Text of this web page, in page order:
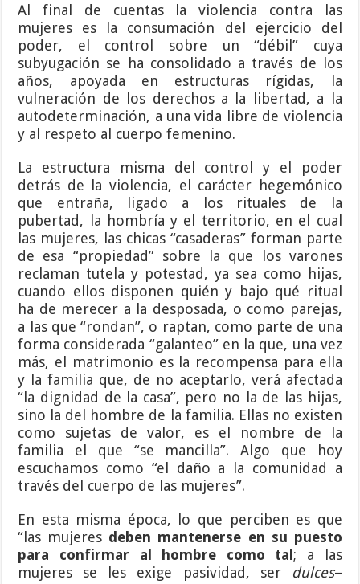
Al final de cuentas la violencia contra las
mujeres es la consumación del ejercicio del
poder, el control sobre un “débil” cuya
subyugación se ha consolidado a través de los
años, apoyada en estructuras rígidas, la
vulneración de los derechos a la libertad, a la
autodeterminación, a una vida libre de violencia
y al respeto al cuerpo femenino.
La estructura misma del control y el poder
detrás de la violencia, el carácter hegemónico
que entraña, ligado a los rituales de la
pubertad, la hombría y el territorio, en el cual
las mujeres, las chicas “casaderas” forman parte
de esa “propiedad” sobre la que los varones
reclaman tutela y potestad, ya sea como hijas,
cuando ellos disponen quién y bajo qué ritual
ha de merecer a la desposada, o como parejas,
a las que “rondan”, o raptan, como parte de una
forma considerada “galanteo” en la que, una vez
más, el matrimonio es la recompensa para ella
y la familia que, de no aceptarlo, verá afectada
“la dignidad de la casa”, pero no la de las hijas,
sino la del hombre de la familia. Ellas no existen
como sujetas de valor, es el nombre de la
familia el que “se mancilla”. Algo que hoy
escuchamos como “el daño a la comunidad a
través del cuerpo de las mujeres”.
En esta misma época, lo que perciben es que
“las mujeres deben mantenerse en su puesto
para confirmar al hombre como tal; a las
mujeres se les exige pasividad, ser
dulces–